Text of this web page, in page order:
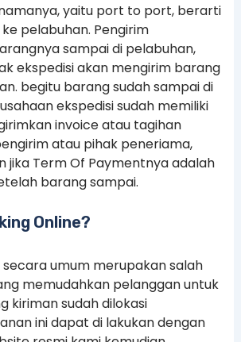
yaitu port to port, berarti
pelabuhan. Pengirim
sampai di pelabuhan,
ekspedisi akan mengirim barang
begitu barang sudah sampai di
ekspedisi sudah memiliki
invoice atau tagihan
atau pihak peneriama,
jika Term Of Paymentnya adalah
barang sampai.
Online?
umum merupakan salah
memudahkan pelanggan untuk
kiriman sudah dilokasi
ini dapat di lakukan dengan